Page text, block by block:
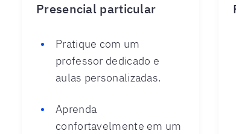
Presencial particular
Pratique com um
professor dedicado e
aulas personalizadas.
Aprenda
confortavelmente em um